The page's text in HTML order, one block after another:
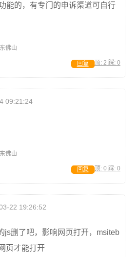
能的，有专门的申诉渠道可自行
佛山
顶: 2 踩: 0
回复
09:21:24
佛山
顶: 0 踩: 0
回复
22 19:26:52
js删了吧，影响网页打开，msiteb
页才能打开